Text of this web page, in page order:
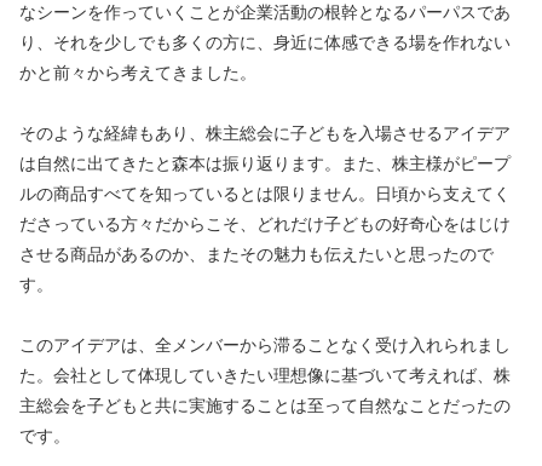
なシーンを作っていくことが企業活動の根幹となるパーパスであ
り、それを少しでも多くの方に、身近に体感できる場を作れない
かと前々から考えてきました。
そのような経緯もあり、株主総会に子どもを入場させるアイデア
は自然に出てきたと森本は振り返ります。また、株主様がピープ
ルの商品すべてを知っているとは限りません。日頃から支えてく
ださっている方々だからこそ、どれだけ子どもの好奇心をはじけ
させる商品があるのか、またその魅力も伝えたいと思ったので
す。
このアイデアは、全メンバーから滞ることなく受け入れられまし
た。会社として体現していきたい理想像に基づいて考えれば、株
主総会を子どもと共に実施することは至って自然なことだったの
です。